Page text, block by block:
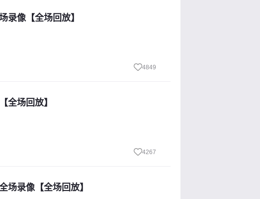
录像【全场回放】
4849
全场回放】
4267
场录像【全场回放】